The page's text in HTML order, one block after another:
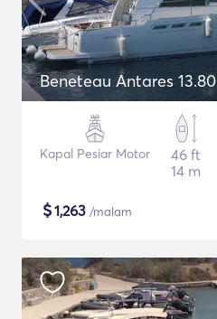
Beneteau Antares 13.80
Kapal Pesiar Motor
46 ft
14 m
$1,263 /malam